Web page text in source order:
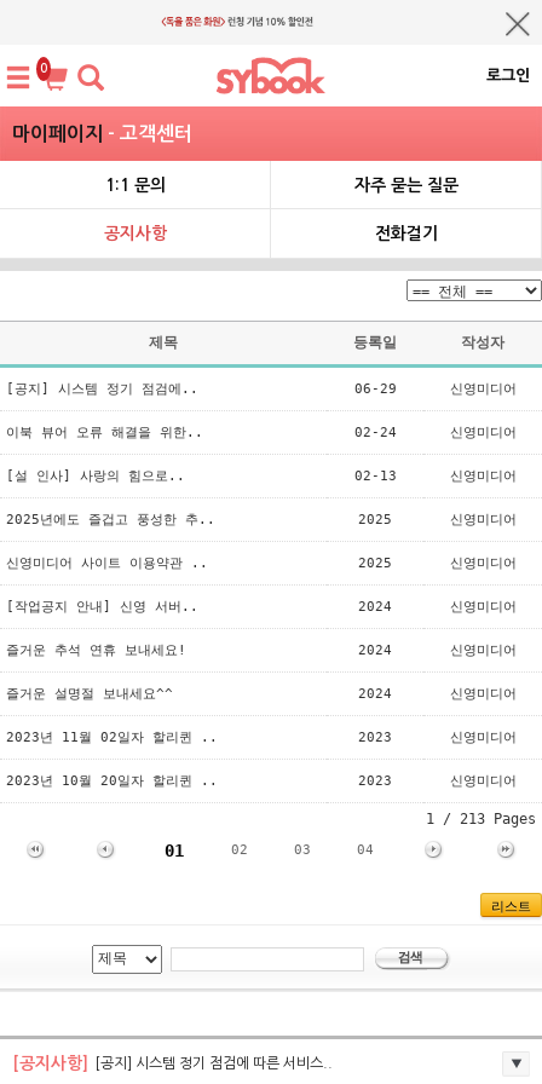
0 로그인
마이페이지 - 고객센터
1:1 문의 자주 묻는 질문
공지사항 전화걸기
제목 등록일 작성자
[공지] 시스템 정기 점검에.. 06-29 신영미디어
이북 뷰어 오류 해결을 위한.. 02-24 신영미디어
[설 인사] 사랑의 힘으로.. 02-13 신영미디어
2025년에도 즐겁고 풍성한 추.. 2025 신영미디어
신영미디어 사이트 이용약관 .. 2025 신영미디어
[작업공지 안내] 신영 서버.. 2024 신영미디어
즐거운 추석 연휴 보내세요! 2024 신영미디어
즐거운 설명절 보내세요^^ 2024 신영미디어
2023년 11월 02일자 할리퀸 .. 2023 신영미디어
2023년 10월 20일자 할리퀸 .. 2023 신영미디어
1 / 213 Pages
01 02 03 04
리스트
[공지사항] [공지] 시스템 정기 점검에 따른 서비스..